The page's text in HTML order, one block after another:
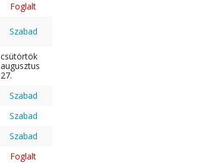
Foglalt
Szabad
csütörtök
augusztus
27.
Szabad
Szabad
Szabad
Foglalt